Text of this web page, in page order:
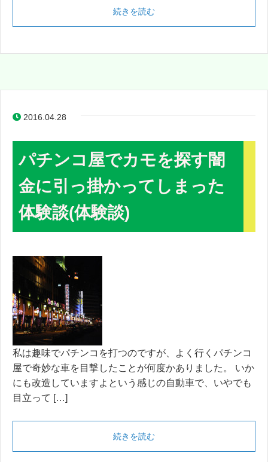
続きを読む
2016.04.28
パチンコ屋でカモを探す闇
金に引っ掛かってしまった
体験談(体験談)
私は趣味でパチンコを打つのですが、よく行くパチンコ
屋で奇妙な車を目撃したことが何度かありました。 いか
にも改造していますよという感じの自動車で、いやでも
目立って […]
続きを読む